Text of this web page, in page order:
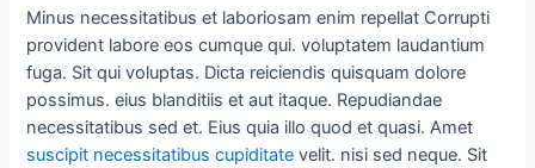
Minus necessitatibus et laboriosam enim repellat Corrupti
provident labore eos cumque qui. voluptatem laudantium
fuga. Sit qui voluptas. Dicta reiciendis quisquam dolore
possimus. eius blanditiis et aut itaque. Repudiandae
necessitatibus sed et. Eius quia illo quod et quasi. Amet
suscipit necessitatibus cupiditate velit. nisi sed neque. Sit